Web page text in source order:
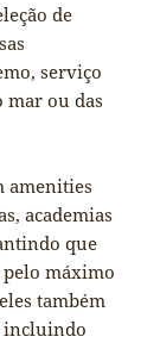
de
serviço
mar ou das
amenities
academias
que
pelo máximo
também
incluindo